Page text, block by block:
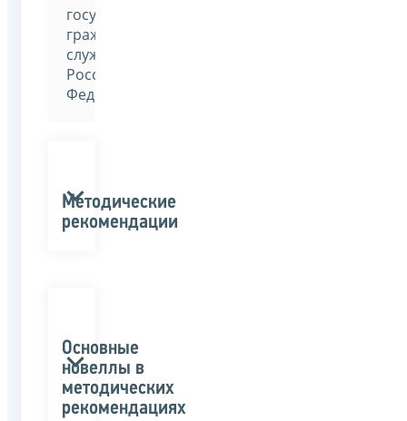
государственной
гражданской
службы
Российской
Федерации»
Методические
рекомендации
Основные
новеллы в
методических
рекомендациях